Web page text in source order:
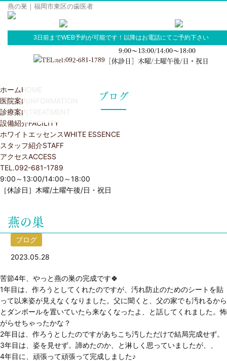
燕の巣｜福岡市東区の歯医者
3日前までWEB予約が可能です！以降はお電話にてご予約下さい
9:00～13:00/14:00～18:00
［休診日］木曜/土曜午後/日・祝日
ブログ
ホームHOME
医院案内
INFORMATION
診療案内
TREATMENT
設備紹介FACILITY
ホワイトエッセンスWHITE ESSENCE
スタッフ紹介STAFF
アクセスACCESS
TEL.092-681-1789
9:00～13:00/14:00～18:00
［休診日］木曜/土曜午後/日・祝日
燕の巣
ブログ
2023.05.28
苦節4年、やっと燕の巣の完成です🍀
1年目は、作ろうとしてくれたのですが、汚れ防止のためのシートを貼
って以来姿が見えなくなりました。父に聞くと、父の家でも汚れるから
とダンボールを置いていたら来なくなったよ、と話してくれました。怖
がらせちゃったかな？
2年目は、作ろうとしたのですがあちこち汚しただけで結局完成せず。
3年目は、姿を見せず。諦めたのか、と淋しく思っていましたが、、
4年目に、頑張って頑張って完成しました♪